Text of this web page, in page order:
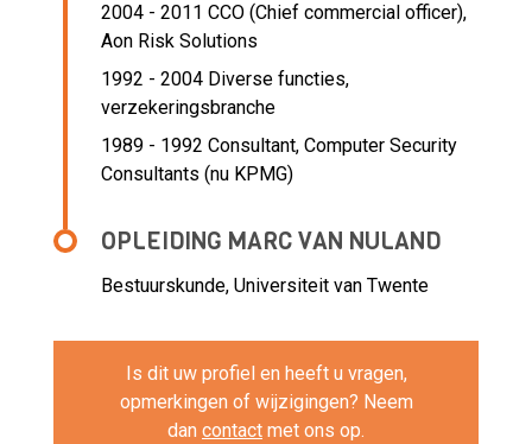
2004 - 2011 CCO (Chief commercial officer),
Aon Risk Solutions
1992 - 2004 Diverse functies,
verzekeringsbranche
1989 - 1992 Consultant, Computer Security
Consultants (nu KPMG)
OPLEIDING MARC VAN NULAND
Bestuurskunde, Universiteit van Twente
Is dit uw profiel en heeft u vragen,
opmerkingen of wijzigingen? Neem
dan contact met ons op.